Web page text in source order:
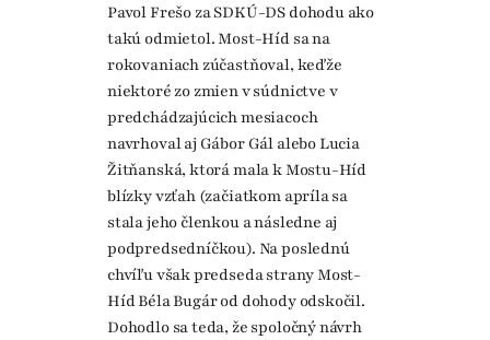
Pavol Frešo za SDKÚ-DS dohodu ako
takú odmietol. Most-Híd sa na
rokovaniach zúčastňoval, keďže
niektoré zo zmien v súdnictve v
predchádzajúcich mesiacoch
navrhoval aj Gábor Gál alebo Lucia
Žitňanská, ktorá mala k Mostu-Híd
blízky vzťah (začiatkom apríla sa
stala jeho členkou a následne aj
podpredsedníčkou). Na poslednú
chvíľu však predseda strany Most-
Híd Béla Bugár od dohody odskočil.
Dohodlo sa teda, že spoločný návrh